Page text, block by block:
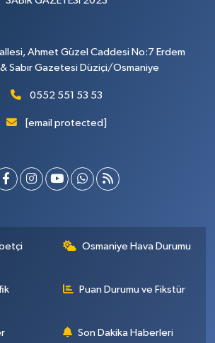
Ahmet Güzel Caddesi No:7 Erdem
Sabır Gazetesi Düziçi/Osmaniye
0552 551 53 53
[email protected]
Osmaniye Hava Durumu
Puan Durumu ve Fikstür
Son Dakika Haberleri